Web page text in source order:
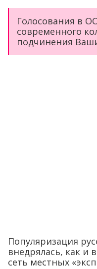
Голосования в
современного
подчинения
Популяризация
внедрялась, как и
сеть местных